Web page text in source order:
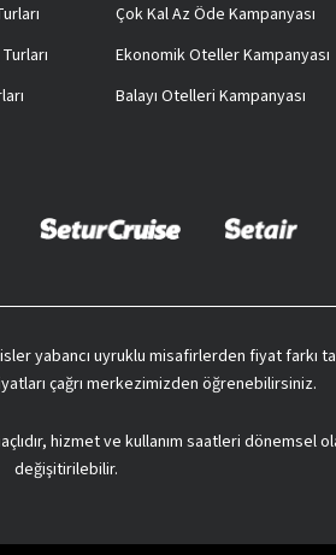
Çok Kal Az Öde Kampanyası
Ekonomik Oteller Kampanyası
Balayı Otelleri Kampanyası
yabancı uyruklu misafirlerden fiyat farkı
çağrı merkezimizden öğrenebilirsiniz.
hizmet ve kullanım saatleri dönemsel
değişitirilebilir.